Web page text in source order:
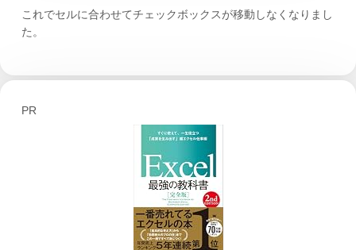
これでセルに合わせてチェックボックスが移動しなくなりまし
た。
PR